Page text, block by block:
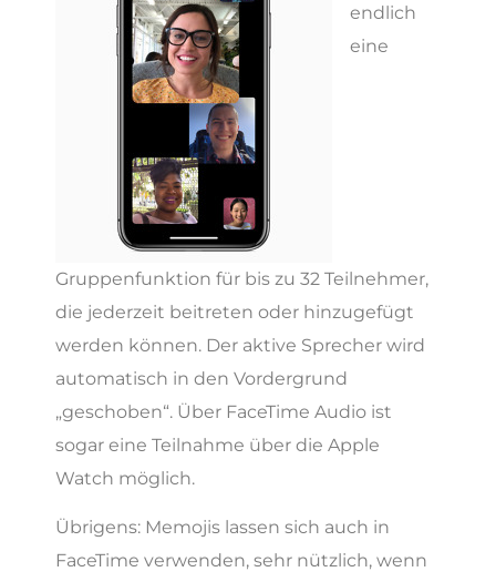
endlich
eine
Gruppenfunktion für bis zu 32 Teilnehmer,
die jederzeit beitreten oder hinzugefügt
werden können. Der aktive Sprecher wird
automatisch in den Vordergrund
„geschoben“. Über FaceTime Audio ist
sogar eine Teilnahme über die Apple
Watch möglich.
Übrigens: Memojis lassen sich auch in
FaceTime verwenden, sehr nützlich, wenn